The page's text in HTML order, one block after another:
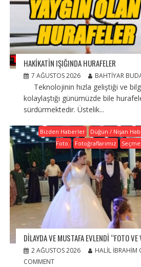
HAKİKATİN IŞIĞINDA HURAFELER
7 AĞUSTOS 2026 BAHTIYAR
Teknolojinin hızla geliştiği ve
kolaylaştığı günümüzde bile
sürdürmektedir. Üstelik...
Bizden Haberler Düğün / Nişan Hab.
Foto.
Fotoğraflarımız
DILAYDA VE MUSTAFA EVLENDI “FOTO VE
2 AĞUSTOS 2026 HALIL İBRAHIM
COMMENT